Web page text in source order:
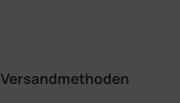
Versandmethoden